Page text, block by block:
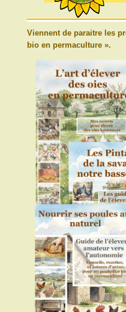
Viennent de paraitre les
bio en permaculture ».